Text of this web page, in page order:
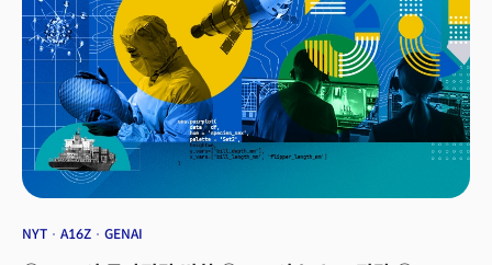
시장 침체로 큰 타격을 입었다. 인텔은 오랜 경쟁사인 AMD에게 PC와 서버
분야에서 시장 점유율을 빼았겼다. 일부 고객사는 자체 칩 설계에 나서고 있다.
엔비디아도 ARM 기술을 바탕으로 자체 CPU 설계를 시작한 것으로 전해진다.
👉 AI 노트북 칩이 미래 먹거리...코어울트라∙제온도 선 봬이에 인텔이 주목한
건 AI 노트북(랩탑)이다. 인텔은 이날 윈도 노트북과 PC용 칩인 '코어
울트라'(Core Ultra)와 새로운 '5세대 제온'(Xeon) 서버 칩도 공개했다. 두
가지 칩 모두 AI 프로그램을 더 빠르게 실행하는 데 사용되는 신경망처리장치
(NPU)가 탑재됐다. 동영상 편집 프로그램 아도비 프리미어의 경우 작업
속도가 40% 향상했다는 설명이다. 코어 울트라는 7나노미터 공정
첫 AI 노트북인 갤럭시북4 시리즈에 탑재됐다. 5세대 제온은 서버용
NYT A16Z GENAI